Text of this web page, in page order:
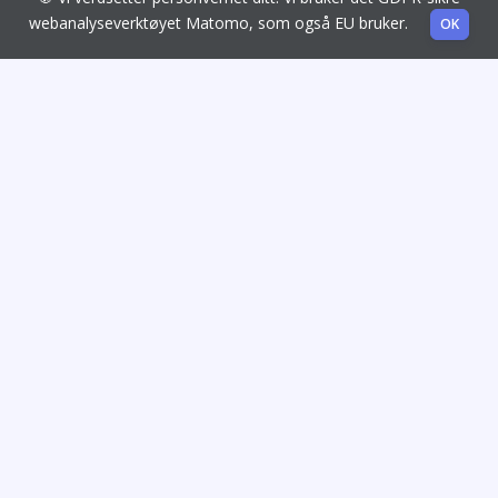
webanalyseverktøyet Matomo, som også EU bruker.
OK